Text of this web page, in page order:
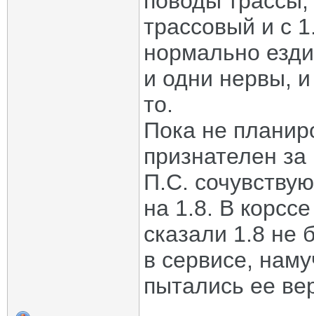
трассовый и с
нормально
и одни нервы,
то.
Пока не
признателен за
П.С.
на 1.8. В
сказали 1.8 не
в сервисе,
пытались ее